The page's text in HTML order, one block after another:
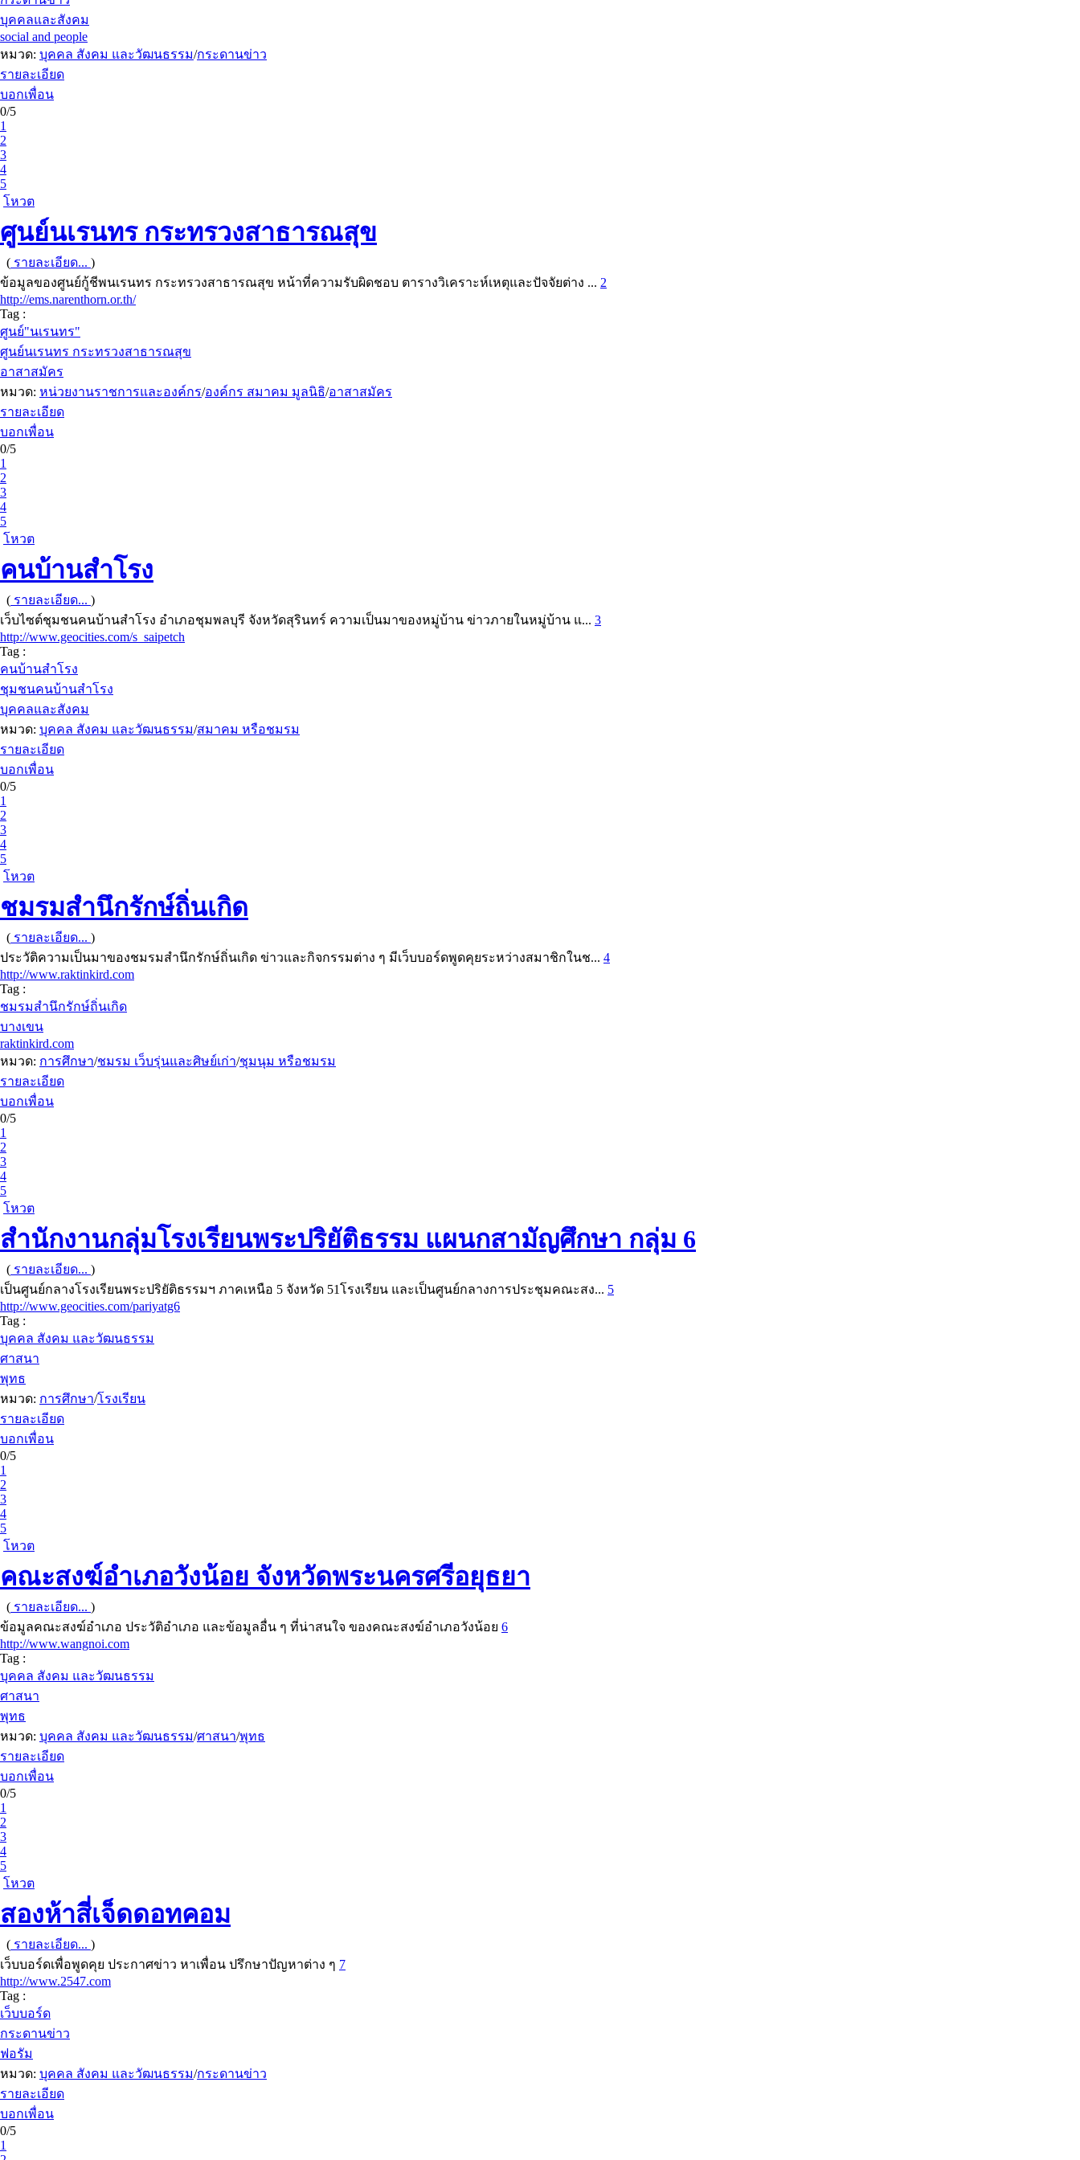
บุคคลและสังคม
social and people
หมวด: บุคคล สังคม และวัฒนธรรม/กระดานข่าว
รายละเอียด
บอกเพื่อน
0/5
1
2
3
4
5
โหวต
ศูนย์นเรนทร กระทรวงสาธารณสุข
( รายละเอียด... )
ข้อมูลของศูนย์กู้ชีพนเรนทร กระทรวงสาธารณสุข หน้าที่ความรับผิดชอบ ตารางวิเคราะห์เหตุและปัจจัยต่าง ... 2
http://ems.narenthorn.or.th/
Tag :
ศูนย์"นเรนทร"
ศูนย์นเรนทร กระทรวงสาธารณสุข
อาสาสมัคร
หมวด: หน่วยงานราชการและองค์กร/องค์กร สมาคม มูลนิธิ/อาสาสมัคร
รายละเอียด
บอกเพื่อน
0/5
1
2
3
4
5
โหวต
คนบ้านสำโรง
( รายละเอียด... )
เว็บไซต์ชุมชนคนบ้านสำโรง อำเภอชุมพลบุรี จังหวัดสุรินทร์ ความเป็นมาของหมู่บ้าน ข่าวภายในหมู่บ้าน แ... 3
http://www.geocities.com/s_saipetch
Tag :
คนบ้านสำโรง
ชุมชนคนบ้านสำโรง
บุคคลและสังคม
หมวด: บุคคล สังคม และวัฒนธรรม/สมาคม หรือชมรม
รายละเอียด
บอกเพื่อน
0/5
1
2
3
4
5
โหวต
ชมรมสำนึกรักษ์ถิ่นเกิด
( รายละเอียด... )
ประวัติความเป็นมาของชมรมสำนึกรักษ์ถิ่นเกิด ข่าวและกิจกรรมต่าง ๆ มีเว็บบอร์ดพูดคุยระหว่างสมาชิกในช... 4
http://www.raktinkird.com
Tag :
ชมรมสำนึกรักษ์ถิ่นเกิด
บางเขน
raktinkird.com
หมวด: การศึกษา/ชมรม เว็บรุ่นและศิษย์เก่า/ชุมนุม หรือชมรม
รายละเอียด
บอกเพื่อน
0/5
1
2
3
4
5
โหวต
สำนักงานกลุ่มโรงเรียนพระปริยัติธรรม แผนกสามัญศึกษา กลุ่ม 6
( รายละเอียด... )
เป็นศูนย์กลางโรงเรียนพระปริยัติธรรมฯ ภาคเหนือ 5 จังหวัด 51โรงเรียน และเป็นศูนย์กลางการประชุมคณะสง... 5
http://www.geocities.com/pariyatg6
Tag :
บุคคล สังคม และวัฒนธรรม
ศาสนา
พุทธ
หมวด: การศึกษา/โรงเรียน
รายละเอียด
บอกเพื่อน
0/5
1
2
3
4
5
โหวต
คณะสงฆ์อำเภอวังน้อย จังหวัดพระนครศรีอยุธยา
( รายละเอียด... )
ข้อมูลคณะสงฆ์อำเภอ ประวัติอำเภอ และข้อมูลอื่น ๆ ที่น่าสนใจ ของคณะสงฆ์อำเภอวังน้อย 6
http://www.wangnoi.com
Tag :
บุคคล สังคม และวัฒนธรรม
ศาสนา
พุทธ
หมวด: บุคคล สังคม และวัฒนธรรม/ศาสนา/พุทธ
รายละเอียด
บอกเพื่อน
0/5
1
2
3
4
5
โหวต
สองห้าสี่เจ็ดดอทคอม
( รายละเอียด... )
เว็บบอร์ดเพื่อพูดคุย ประกาศข่าว หาเพื่อน ปรึกษาปัญหาต่าง ๆ 7
http://www.2547.com
Tag :
เว็บบอร์ด
กระดานข่าว
ฟอรัม
หมวด: บุคคล สังคม และวัฒนธรรม/กระดานข่าว
รายละเอียด
บอกเพื่อน
0/5
1